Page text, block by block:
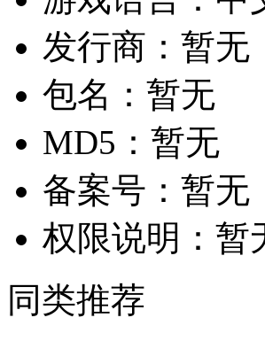
发行商： 暂无
包名： 暂无
MD5： 暂无
备案号： 暂无
权限说明： 暂
同类推荐